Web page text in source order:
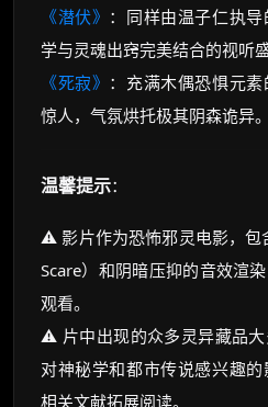
《潜伏》 ：同样由温子仁执
学与灵魂出窍完美结合的视听盛
《死寂》 ：充满木偶恐惧元
惊人，气氛烘托极其阴森诡异。
温馨提示：
⚠️ 影片作为恐怖邪灵电影，包
Scare）和阴暗压抑的音效渲
观看。
⚠️ 片中出现的众多灵异藏品大
对神秘学和都市传说感兴趣
相关文献拓展阅读。